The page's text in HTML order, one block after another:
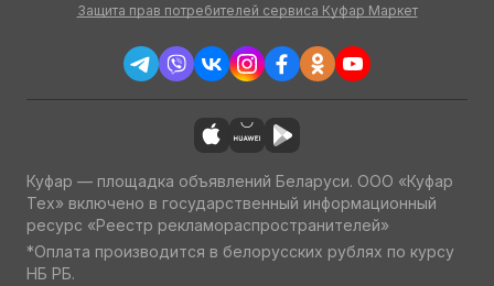
Защита прав потребителей сервиса Куфар Маркет
Куфар — площадка объявлений Беларуси. ООО «Куфар
Тех» включено в государственный информационный
ресурс «Реестр рекламораспространителей»
*Оплата производится в белорусских рублях по курсу
НБ РБ.